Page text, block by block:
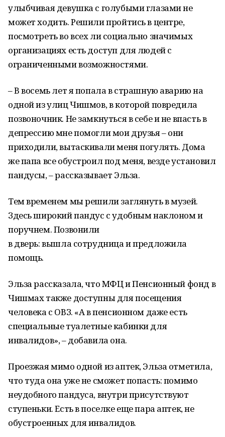
улыбчивая девушка с голубыми глазами не
может ходить. Решили пройтись в центре,
посмотреть во всех ли социально значимых
организациях есть доступ для людей с
ограниченными возможностями.
– В восемь лет я попала в страшную аварию на
одной из улиц Чишмов, в которой повредила
позвоночник. Не замкнуться в себе и не впасть в
депрессию мне помогли мои друзья – они
приходили, вытаскивали меня погулять. Дома
же папа все обустроил под меня, везде установил
пандусы, – рассказывает Эльза.
Тем временем мы решили заглянуть в музей.
Здесь широкий пандус с удобным наклоном и
поручнем. Позвонили
в дверь: вышла сотрудница и предложила
помощь.
Эльза рассказала, что МФЦ и Пенсионный фонд в
Чишмах также доступны для посещения
человека с ОВЗ. «А в пенсионном даже есть
специальные туалетные кабинки для
инвалидов», – добавила она.
Проезжая мимо одной из аптек, Эльза отметила,
что туда она уже не сможет попасть: помимо
неудобного пандуса, внутри присутствуют
ступеньки. Есть в поселке еще пара аптек, не
обустроенных для инвалидов.